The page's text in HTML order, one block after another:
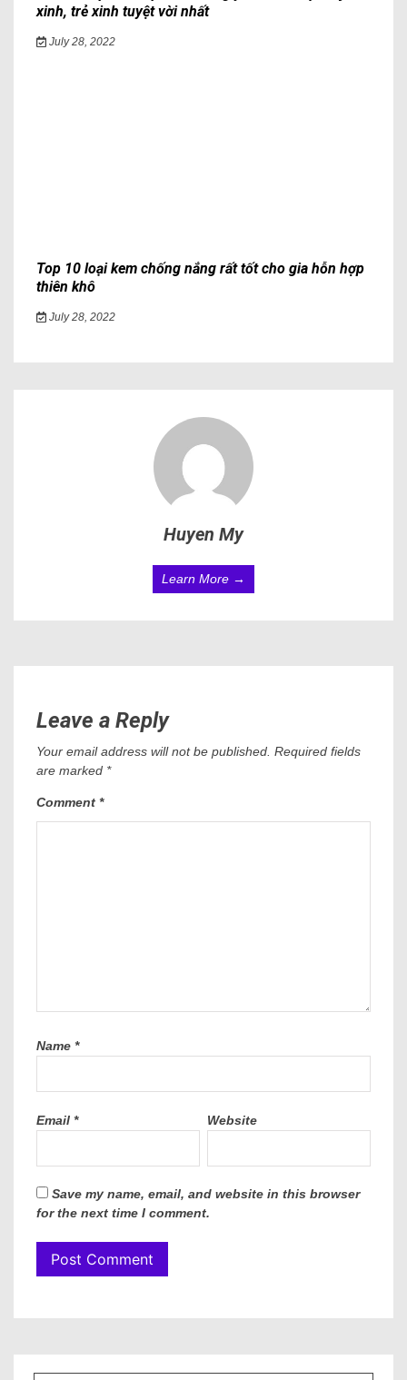
xinh, trẻ xinh tuyệt vời nhất
July 28, 2022
Top 10 loại kem chống nắng rất tốt cho gia hỗn hợp
thiên khô
July 28, 2022
Huyen My
Learn More →
Leave a Reply
Your email address will not be published. Required fields
are marked *
Comment *
Name *
Email * Website
Save my name, email, and website in this browser
for the next time I comment.